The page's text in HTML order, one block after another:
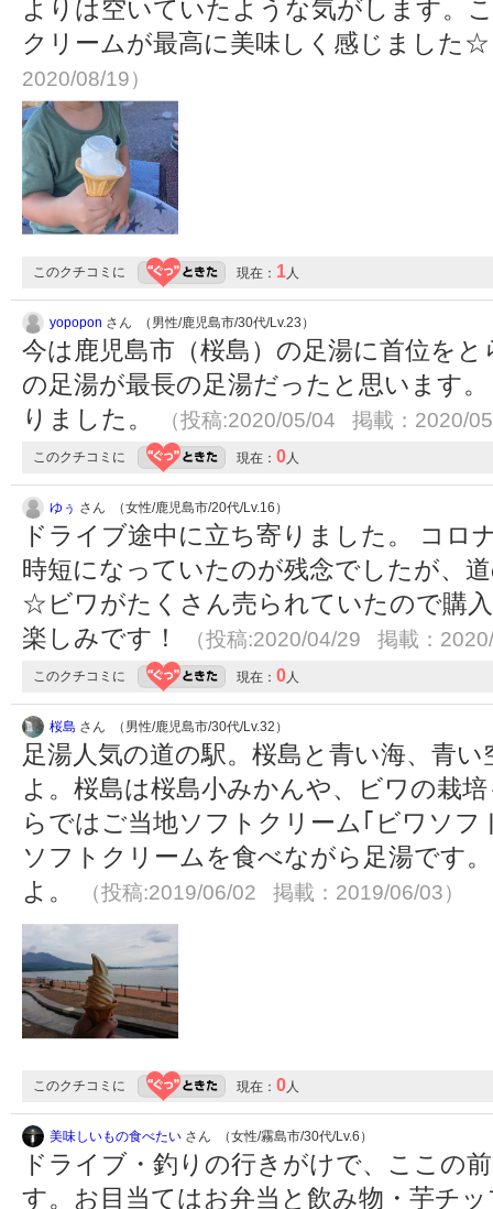
よりは空いていたような気がします。
クリームが最高に美味しく感じました
2020/08/19）
このクチコミに 現在： 1人
yopopon さん （男性/鹿児島市/30代/Lv.23）
今は鹿児島市（桜島）の足湯に首位を
の足湯が最長の足湯だったと思います
りました。
（投稿:2020/05/04 掲載：2020/
このクチコミに 現在： 0人
ゆぅ さん （女性/鹿児島市/20代/Lv.16）
ドライブ途中に立ち寄りました。 コロ
時短になっていたのが残念でしたが、
☆ビワがたくさん売られていたので購
楽しみです！
（投稿:2020/04/29 掲載：
このクチコミに 現在： 0人
桜島 さん （男性/鹿児島市/30代/Lv.32）
足湯人気の道の駅。桜島と青い海、青
よ。桜島は桜島小みかんや、ビワの栽
らではご当地ソフトクリーム｢ビワソ
ソフトクリームを食べながら足湯です
よ。
（投稿:2019/06/02 掲載：2019/06/03）
このクチコミに 現在： 0人
美味しいもの食べたい さん （女性/霧島市/30代/Lv.6）
ドライブ・釣りの行きがけで、ここの
す。お目当てはお弁当と飲み物・芋チ